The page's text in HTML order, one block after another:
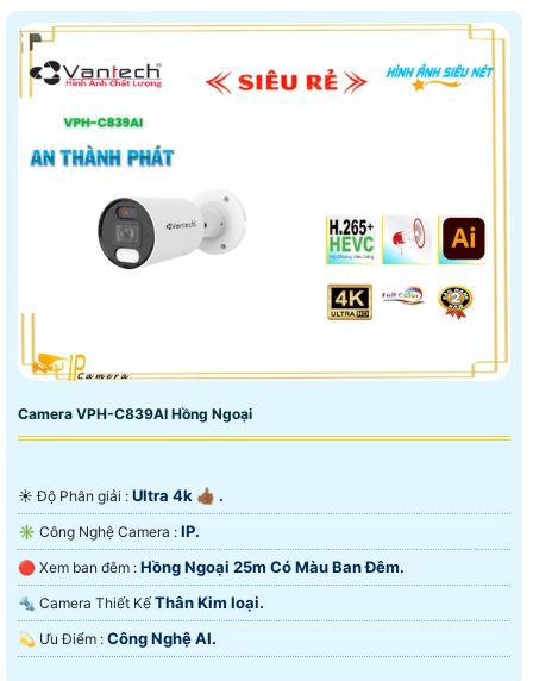
Camera VPH-C839AI Hồng Ngoại
☀️ Độ Phân giải : Ultra 4k 👍🏾 .
✳️ Công Nghệ Camera : IP.
🔴 Xem ban đêm : Hồng Ngoại 25m Có Màu Ban Ðêm.
🔩 Camera Thiết Kế Thân Kim loại.
️💫 Ưu Điểm : Công Nghệ AI.